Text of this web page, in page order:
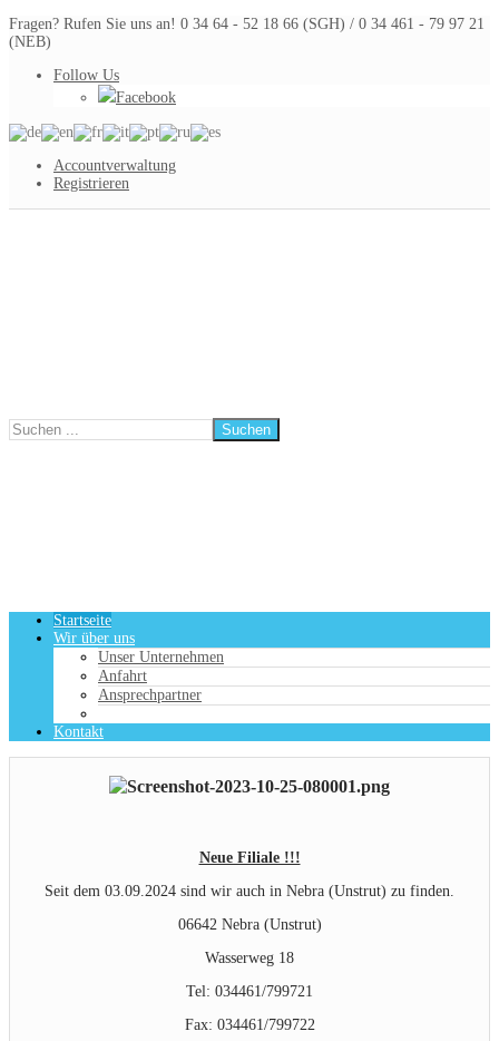
Fragen? Rufen Sie uns an! 0 34 64 - 52 18 66 (SGH) / 0 34 461 - 79 97 21
(NEB)
Follow Us
Facebook
Accountverwaltung
Registrieren
Startseite
Wir über uns
Unser Unternehmen
Anfahrt
Ansprechpartner
Kontakt
Neue Filiale !!!
Seit dem 03.09.2024 sind wir auch in Nebra (Unstrut) zu finden.
06642 Nebra (Unstrut)
Wasserweg 18
Tel: 034461/799721
Fax: 034461/799722